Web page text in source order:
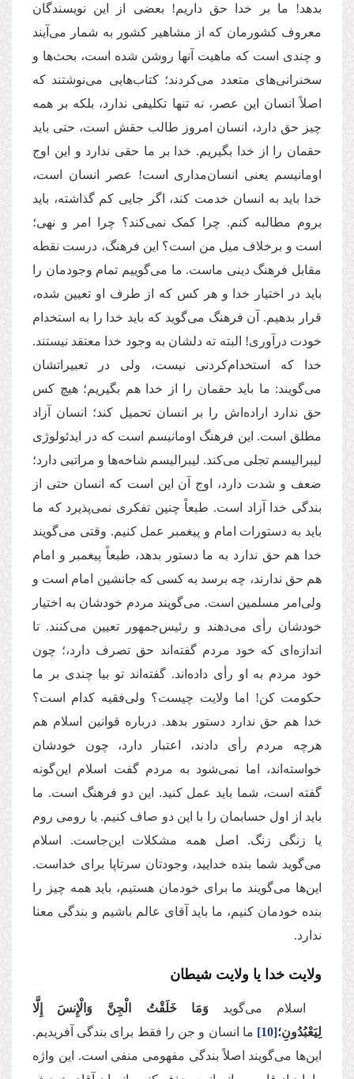
بدهد! ما بر خدا حق داریم! بعضی از این نویسندگان
معروف کشورمان که از مشاهیر کشور به شمار می‌‌آیند
و چندی است که ماهیت آنها روشن شده است، بحث‌ها و
سخنرانی‌های متعدد می‌‌کردند؛ کتاب‌هایی می‌نوشتند که
اصلاً انسان این عصر، نه تنها تکلیفی ندارد، بلکه بر همه
چیز حق دارد، انسان امروز طالب حقش است، حتی باید
حقمان را از خدا بگیریم. خدا بر ما حقی ندارد و این اوج
اومانیسم یعنی انسان‌مداری است! عصر انسان است،
خدا باید به انسان خدمت کند، اگر جایی کم گذاشته، باید
بروم مطالبه کنم. چرا کمک نمی‌‌کند؟ چرا امر و نهی‌؛
است و برخلاف میل من است؟ این فرهنگ، درست نقطه
مقابل فرهنگ دینی ماست. ما می‌‌گوییم تمام وجودمان را
باید در اختیار خدا و هر کس که از طرف او تعیین شده،
قرار بدهیم. آن فرهنگ می‌گوید که باید خدا را به استخدام
خودت درآوری! البته ته دلشان به وجود خدا معتقد نیستند.
خدا که استخدام‌کردنی نیست، ولی در تعبیراتشان
می‌‌گویند: ما باید حقمان را از خدا هم بگیریم؛ هیچ کس
حق ندارد اراده‌‌اش را بر انسان تحمیل کند؛ انسان آزاد
مطلق است. این فرهنگ اومانیسم است که در ایدئولوژی
لیبرالیسم تجلی می‌‌کند. لیبرالیسم شاخه‌‌ها و مراتبی دارد؛
ضعف و شدت دارد، اوج آن این است که انسان حتی از
بندگی خدا آزاد است. طبعاً چنین تفکری نمی‌‌پذیرد که ما
باید به دستورات امام و پیغمبر عمل کنیم. وقتی می‌گویند
خدا هم حق ندارد به ما دستور بدهد، طبعاً پیغمبر و امام
هم حق ندارند، چه برسد به کسی که جانشین امام است و
ولی‌امر مسلمین است. می‌گویند مردم خودشان به اختیار
خودشان رأی می‌‌دهند و رئیس‌جمهور تعیین می‌‌کنند. تا
اندازه‌ای که خود مردم گفته‌‌اند حق تصرف دارد،‌؛ چون
خود مردم به او رأی داده‌‌اند. گفته‌اند تو بیا چندی بر ما
حکومت کن! اما ولایت چیست؟ ولی‌فقیه کدام است؟
خدا هم حق ندارد دستور بدهد. درباره قوانین اسلام هم
هرچه مردم رأی دادند، اعتبار دارد، چون خودشان
خواسته‌اند، اما نمی‌شود به مردم گفت اسلام این‌گونه
گفته است، شما باید عمل کنید. این دو فرهنگ است. ما
باید از اول حسابمان را با این دو صاف کنیم. یا رومی روم
یا زنگی زنگ. اصل همه مشکلات این‌جاست. اسلام
می‌‌گوید شما بنده خدایید، وجودتان سرتاپا برای خداست.
این‌ها می‌‌گویند ما برای خودمان هستیم، باید همه چیز را
بنده خودمان کنیم، ما باید آقای عالم باشیم و بندگی معنا
ندارد.
ولایت خدا یا ولایت شیطان
اسلام می‌‌گویدوَمَا خَلَقْتُ الْجِنَّ وَالْإِنسَ إِلَّا
لِیَعْبُدُونِ؛[10] ما انسان و جن را فقط برای بندگی آفریدیم.
این‌ها می‌‌گویند اصلاً بندگی مفهومی منفی است. این واژه